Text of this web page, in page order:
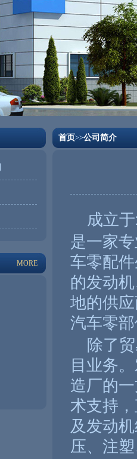
MORE
首页>>公司简介
成立于
是一家
车零配
的发动
地的供
汽车零
除了贸
目业务
造厂的
术支持
及发动
压、注